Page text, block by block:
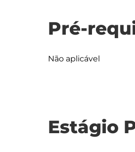
Pré-
Não aplicável
Estágio